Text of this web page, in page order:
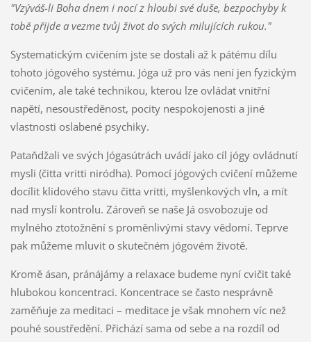
"Vzýváš-li Boha dnem i nocí z hloubi své duše, bezpochyby k
tobě přijde a vezme tvůj život do svých milujících rukou."
Systematickým cvičením jste se dostali až k pátému dílu
tohoto jógového systému. Jóga už pro vás není jen fyzickým
cvičením, ale také technikou, kterou lze ovládat vnitřní
napětí, nesoustředěnost, pocity nespokojenosti a jiné
vlastnosti oslabené psychiky.
Pataňdžali ve svých Jógasútrách uvádí jako cíl jógy ovládnutí
mysli (čitta vritti niródha). Pomocí jógových cvičení můžeme
docílit klidového stavu čitta vritti, myšlenkových vln, a mít
nad myslí kontrolu. Zároveň se naše Já osvobozuje od
mylného ztotožnění s proměnlivými stavy vědomí. Teprve
pak můžeme mluvit o skutečném jógovém životě.
Kromě ásan, pránájámy a relaxace budeme nyní cvičit také
hlubokou koncentraci. Koncentrace se často nesprávně
zaměňuje za meditaci – meditace je však mnohem víc než
pouhé soustředění. Přichází sama od sebe a na rozdíl od